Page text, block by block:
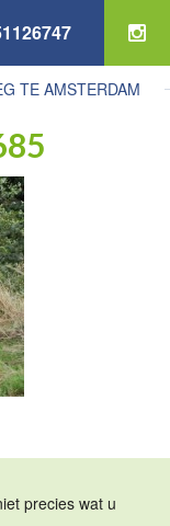
TE AMSTERDAM
precies wat u